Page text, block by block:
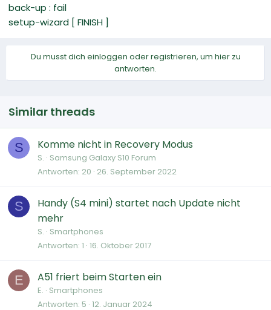
back-up : fail
setup-wizard [ FINISH ]
Du musst dich einloggen oder registrieren, um hier zu
antworten.
Similar threads
S Komme nicht in Recovery Modus
S. Samsung Galaxy S10 Forum
Antworten 20 26. September 2022
S
Handy (S4 mini) startet nach Update nicht
mehr
S. Smartphones
Antworten 1 16. Oktober 2017
E A51 friert beim Starten ein
E. Smartphones
Antworten 5 12. Januar 2024